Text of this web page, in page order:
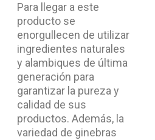
Para llegar a este
producto se
enorgullecen de utilizar
ingredientes naturales
y alambiques de última
generación para
garantizar la pureza y
calidad de sus
productos. Además, la
variedad de ginebras